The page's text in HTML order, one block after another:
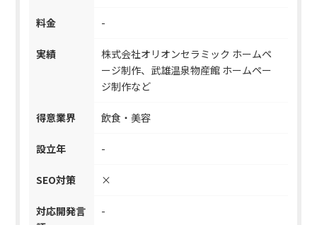
料金 -
実績
株式会社オリオンセラミック ホームペ
ージ制作、武雄温泉物産館 ホームペー
ジ制作など
得意業界 飲食・美容
設立年 -
SEO対策 ×
対応開発言
-